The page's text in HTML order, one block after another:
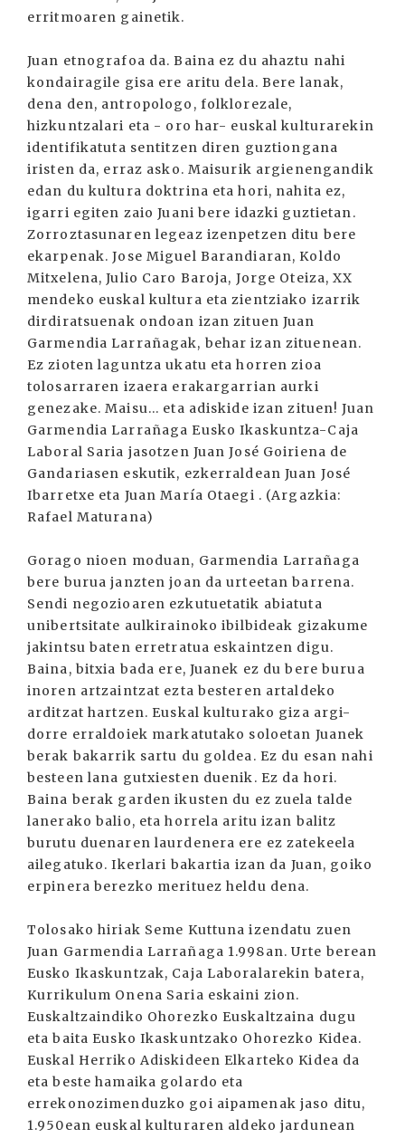
erritmoaren gainetik.
Juan etnografoa da. Baina ez du ahaztu nahi
kondairagile gisa ere aritu dela. Bere lanak,
dena den, antropologo, folklorezale,
hizkuntzalari eta - oro har- euskal kulturarekin
identifikatuta sentitzen diren guztiongana
iristen da, erraz asko. Maisurik argienengandik
edan du kultura doktrina eta hori, nahita ez,
igarri egiten zaio Juani bere idazki guztietan.
Zorroztasunaren legeaz izenpetzen ditu bere
ekarpenak. Jose Miguel Barandiaran, Koldo
Mitxelena, Julio Caro Baroja, Jorge Oteiza, XX
mendeko euskal kultura eta zientziako izarrik
dirdiratsuenak ondoan izan zituen Juan
Garmendia Larrañagak, behar izan zituenean.
Ez zioten laguntza ukatu eta horren zioa
tolosarraren izaera erakargarrian aurki
genezake. Maisu... eta adiskide izan zituen! Juan
Garmendia Larrañaga Eusko Ikaskuntza-Caja
Laboral Saria jasotzen Juan José Goiriena de
Gandariasen eskutik, ezkerraldean Juan José
Ibarretxe eta Juan María Otaegi . (Argazkia:
Rafael Maturana)
Gorago nioen moduan, Garmendia Larrañaga
bere burua janzten joan da urteetan barrena.
Sendi negozioaren ezkutuetatik abiatuta
unibertsitate aulkirainoko ibilbideak gizakume
jakintsu baten erretratua eskaintzen digu.
Baina, bitxia bada ere, Juanek ez du bere burua
inoren artzaintzat ezta besteren artaldeko
arditzat hartzen. Euskal kulturako giza argi-
dorre erraldoiek markatutako soloetan Juanek
berak bakarrik sartu du goldea. Ez du esan nahi
besteen lana gutxiesten duenik. Ez da hori.
Baina berak garden ikusten du ez zuela talde
lanerako balio, eta horrela aritu izan balitz
burutu duenaren laurdenera ere ez zatekeela
ailegatuko. Ikerlari bakartia izan da Juan, goiko
erpinera berezko merituez heldu dena.
Tolosako hiriak Seme Kuttuna izendatu zuen
Juan Garmendia Larrañaga 1.998an. Urte berean
Eusko Ikaskuntzak, Caja Laboralarekin batera,
Kurrikulum Onena Saria eskaini zion.
Euskaltzaindiko Ohorezko Euskaltzaina dugu
eta baita Eusko Ikaskuntzako Ohorezko Kidea.
Euskal Herriko Adiskideen Elkarteko Kidea da
eta beste hamaika golardo eta
errekonozimenduzko goi aipamenak jaso ditu,
1.950ean euskal kulturaren aldeko jardunean